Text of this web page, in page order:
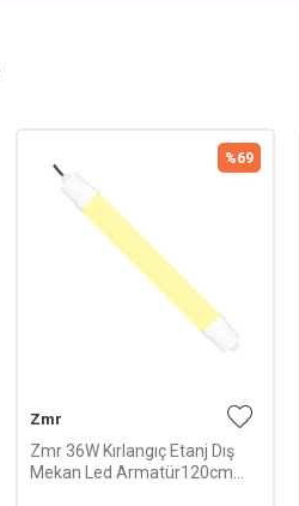
%69
Zmr
Zmr 36W Kırlangıç Etanj Dış
Mekan Led Armatür120cm